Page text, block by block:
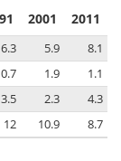
2001 2011
6.3 5.9
8.1
0.7 1.9
1.1
3.5 2.3
4.3
12 10.9 8.7